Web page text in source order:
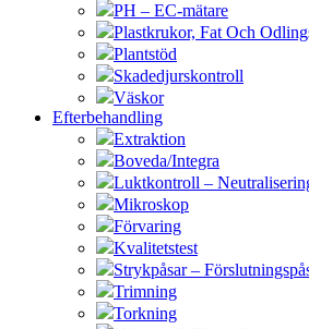
PH – EC-mätare
Plastkrukor, Fat Och
Plantstöd
Skadedjurskontroll
Väskor
Efterbehandling
Extraktion
Boveda/Integra
Luktkontroll –
Mikroskop
Förvaring
Kvalitetstest
Strykpåsar –
Trimning
Torkning